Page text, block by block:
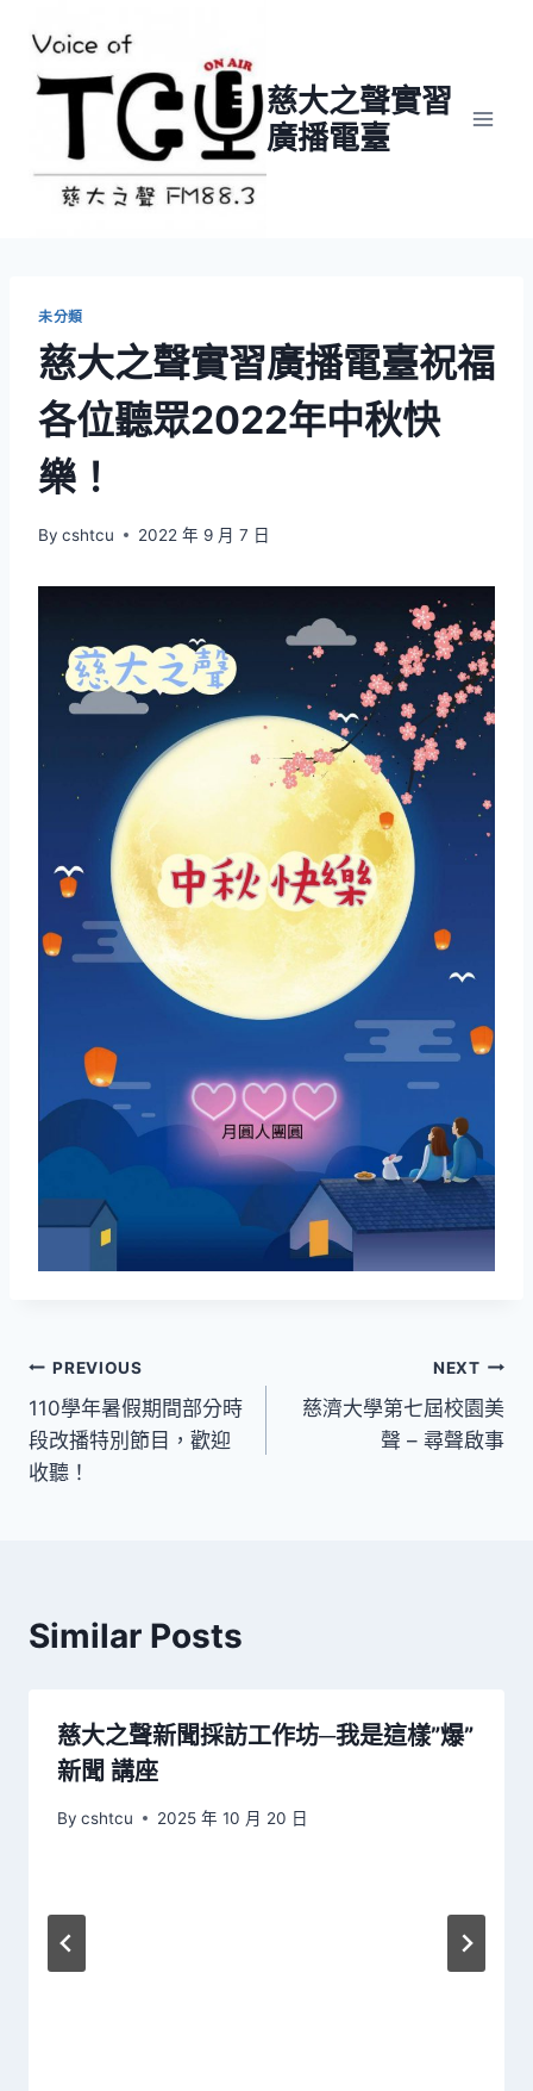
content
慈大之聲實習
廣播電臺
未分類
慈大之聲實習廣播電臺祝福
各位聽眾2022年中秋快
樂！
By cshtcu 2022 年 9 月 7 日
文
章
導
PREVIOUS
110學年暑假期間部分時
段改播特別節目，歡迎
收聽！
NEXT
慈濟大學第七屆校園美
聲 – 尋聲啟事
Similar Posts
慈大之聲新聞採訪工作坊─我是這樣”爆”
新聞 講座
By cshtcu 2025 年 10 月 20 日